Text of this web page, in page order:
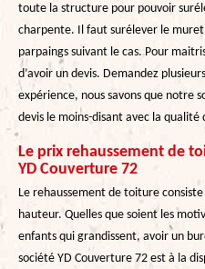
toute la structure pour pouvoir
charpente. Il faut surélever le
parpaings suivant le cas. Pour
d’avoir un devis. Demandez
expérience, nous savons que notre
devis le moins-disant avec la qualité
Le prix rehaussement de
YD Couverture 72
Le rehaussement de toiture
hauteur. Quelles que soient les
enfants qui grandissent, avoir un
société YD Couverture 72 est à la